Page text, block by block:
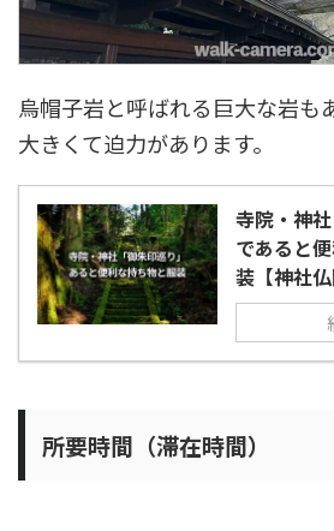
烏帽子岩と呼ばれる巨大な岩も
大きくて迫力があります。
寺院・神社
であると
装【神社仏
所要時間（滞在時間）